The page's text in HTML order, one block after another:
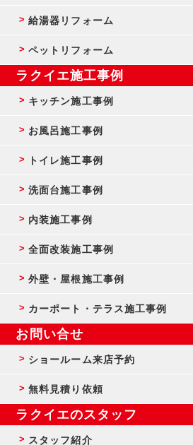
給湯器リフォーム
ペットリフォーム
ラクイエ施工事例
キッチン施工事例
お風呂施工事例
トイレ施工事例
洗面台施工事例
内装施工事例
全面改装施工事例
外壁・屋根施工事例
カーポート・テラス施工事例
お問い合せ
ショールーム来店予約
無料見積り依頼
ラクイエのスタッフ
スタッフ紹介